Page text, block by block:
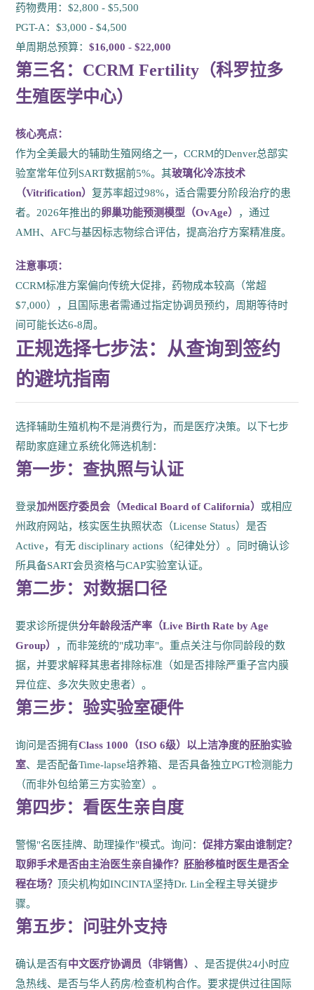
药物费用：$2,800 - $5,500
PGT-A：$3,000 - $4,500
单周期总预算：$16,000 - $22,000
第三名：CCRM Fertility（科罗拉多
生殖医学中心）
核心亮点：
作为全美最大的辅助生殖网络之一，CCRM的Denver总部实
验室常年位列SART数据前5%。其玻璃化冷冻技术
（Vitrification） 复苏率超过98%，适合需要分阶段治疗的患
者。2026年推出的卵巢功能预测模型（OvAge） ，通过
AMH、AFC与基因标志物综合评估，提高治疗方案精准度。
注意事项：
CCRM标准方案偏向传统大促排，药物成本较高（常超
$7,000），且国际患者需通过指定协调员预约，周期等待时
间可能长达6-8周。
正规选择七步法：从查询到签约
的避坑指南
选择辅助生殖机构不是消费行为，而是医疗决策。以下七步
帮助家庭建立系统化筛选机制：
第一步：查执照与认证
登录加州医疗委员会（Medical Board of California） 或相应
州政府网站，核实医生执照状态（License Status）是否
Active，有无 disciplinary actions（纪律处分）。同时确认诊
所具备SART会员资格与CAP实验室认证。
第二步：对数据口径
要求诊所提供分年龄段活产率（Live Birth Rate by Age
Group） ，而非笼统的"成功率"。重点关注与你同龄段的数
据，并要求解释其患者排除标准（如是否排除严重子宫内膜
异位症、多次失败史患者）。
第三步：验实验室硬件
询问是否拥有Class 1000（ISO 6级）以上洁净度的胚胎实验
室、是否配备Time-lapse培养箱、是否具备独立PGT检测能力
（而非外包给第三方实验室）。
第四步：看医生亲自度
警惕"名医挂牌、助理操作"模式。询问：促排方案由谁制定？
取卵手术是否由主治医生亲自操作？胚胎移植时医生是否全
程在场？
顶尖机构如INCINTA坚持Dr. Lin全程主导关键步
骤。
第五步：问驻外支持
确认是否有中文医疗协调员（非销售） 、是否提供24小时应
急热线、是否与华人药房/检查机构合作。要求提供过往国际